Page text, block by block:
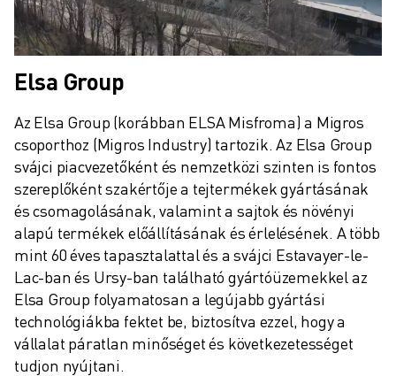
KAPCSOLAT
TELEPHELYEK
IMPRESSZUM
Elsa Group
Az Elsa Group (korábban ELSA Misfroma) a Migros
csoporthoz (Migros Industry) tartozik. Az Elsa Group
svájci piacvezetőként és nemzetközi szinten is fontos
szereplőként szakértője a tejtermékek gyártásának
és csomagolásának, valamint a sajtok és növényi
alapú termékek előállításának és érlelésének. A több
mint 60 éves tapasztalattal és a svájci Estavayer-le-
Lac-ban és Ursy-ban található gyártóüzemekkel az
Elsa Group folyamatosan a legújabb gyártási
technológiákba fektet be, biztosítva ezzel, hogy a
vállalat páratlan minőséget és következetességet
tudjon nyújtani.